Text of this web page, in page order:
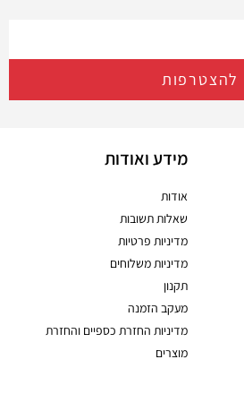
להצטרפות
מידע ואודות
אודות
שאלות תשובות
מדיניות פרטיות
מדיניות משלוחים
תקנון
מעקב הזמנה
מדיניות החזרת כספיים והחזרת
מוצרים